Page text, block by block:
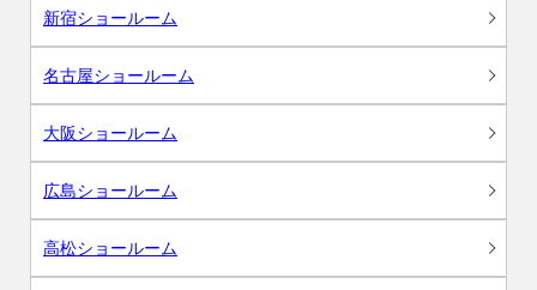
新宿ショールーム
名古屋ショールーム
大阪ショールーム
広島ショールーム
高松ショールーム